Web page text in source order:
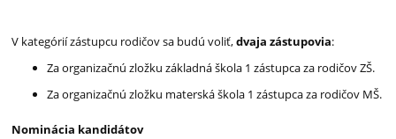
V kategórií zástupcu rodičov sa budú voliť,dvaja zástupovia:
Za organizačnú zložku základná škola 1 zástupca za rodičov ZŠ.
Za organizačnú zložku materská škola 1 zástupca za rodičov MŠ.
Nominácia kandidátov